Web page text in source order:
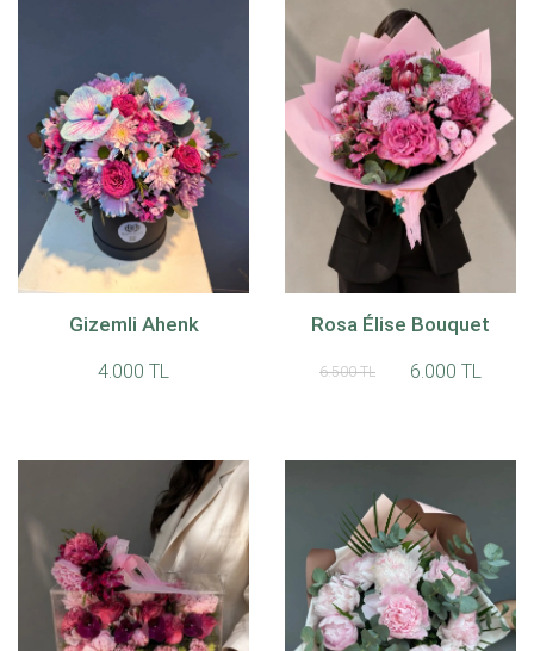
Gizemli Ahenk
4.000 TL
Rosa Élise Bouquet
6.500 TL 6.000 TL